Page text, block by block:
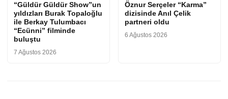
“Güldür Güldür Show”un
yıldızları Burak Topaloğlu
ile Berkay Tulumbacı
“Ecünni” filminde
buluştu
7 Ağustos 2026
Öznur Serçeler “Karma”
dizisinde Anıl Çelik
partneri oldu
6 Ağustos 2026